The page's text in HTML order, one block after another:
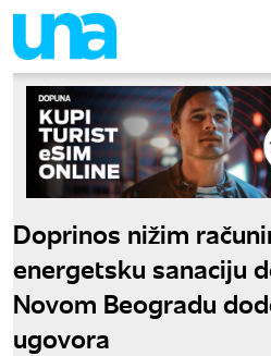
Doprinos nižim
energetsku sanaciju
Novom Beogradu
ugovora